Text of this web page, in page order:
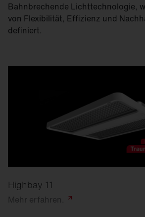
Bahnbrechende Lichttechnologie,
von Flexibilität, Effizienz und
definiert.
Highbay 11
Mehr erfahren.